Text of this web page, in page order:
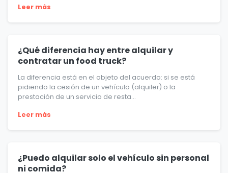
Leer más
¿Qué diferencia hay entre alquilar y
contratar un food truck?
La diferencia está en el objeto del acuerdo: si se está
pidiendo la cesión de un vehículo (alquiler) o la
prestación de un servicio de resta...
Leer más
¿Puedo alquilar solo el vehículo sin personal
ni comida?